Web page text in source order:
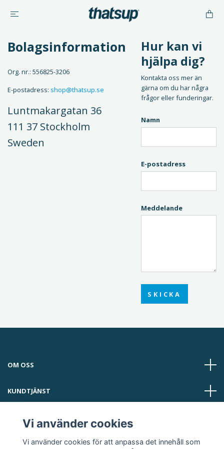
Bolagsinformation
Org. nr.: 556825-3206
E-postadress: shop@thatsup.se
Luntmakargatan 36
111 37 Stockholm
Sweden
Hur kan vi
hjälpa dig?
Kontakta oss mer än
gärna om du har några
frågor eller funderingar.
Namn
E-postadress
Meddelande
SKICKA
OM OSS
KUNDTJÄNST
LÄS MER
Sociala medier
Vi använder cookies
Vi använder cookies för att anpassa det innehåll som